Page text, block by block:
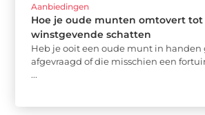
Aanbiedingen
Hoe je oude munten omtovert tot
winstgevende schatten
Heb je ooit een oude munt in handen
afgevraagd of die misschien een
...